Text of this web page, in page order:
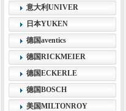
意大利UNIVER
日本YUKEN
德国aventics
德国RICKMEIER
德国ECKERLE
德国BOSCH
美国MILTONROY